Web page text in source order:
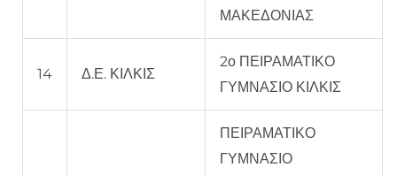
ΜΑΚΕΔΟΝΙΑΣ
14 Δ.Ε. ΚΙΛΚΙΣ
2ο ΠΕΙΡΑΜΑΤΙΚΟ
ΓΥΜΝΑΣΙΟ ΚΙΛΚΙΣ
ΠΕΙΡΑΜΑΤΙΚΟ
ΓΥΜΝΑΣΙΟ